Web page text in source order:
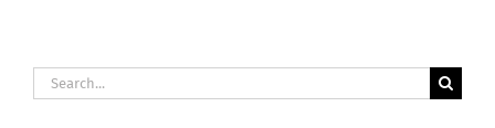
Search
for: